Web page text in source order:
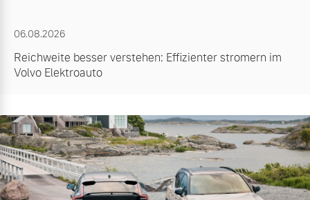
06.08.2026
Reichweite besser verstehen: Effizienter stromern im
Volvo Elektroauto